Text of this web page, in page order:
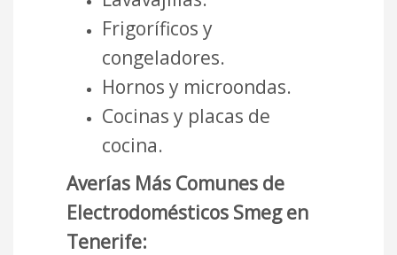
Frigoríficos y
congeladores.
Hornos y microondas.
Cocinas y placas de
cocina.
Averías Más Comunes de
Electrodomésticos Smeg en
Tenerife: